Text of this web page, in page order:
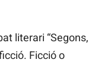
literari “Segons,
Ficció o